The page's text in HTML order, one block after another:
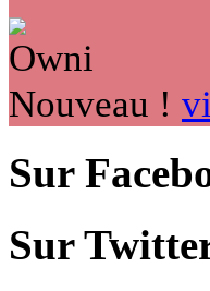
Nouveau !
Sur
Sur